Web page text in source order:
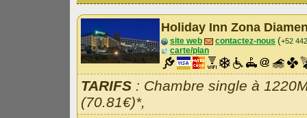
Holiday Inn Zona
site web contactez-nous (+52
carte/plan
TARIFS : Chambre single à
(70.81€)*,